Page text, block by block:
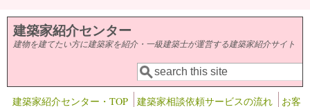
メインコンテンツに移動
建築家紹介センター
建物を建てたい方に建築家を紹介・一級建築士が運営する建築家紹介サイト
検索フォーム
検索
建築家紹介センター・TOP 建築家相談依頼サービスの流れ
お客